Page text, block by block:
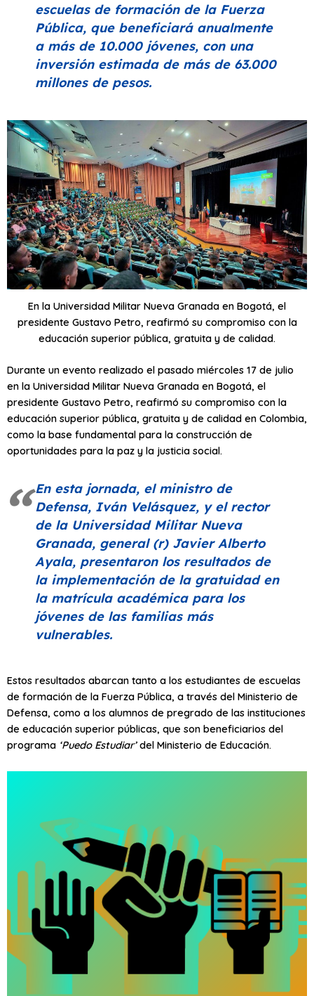
escuelas de formación de la Fuerza
Pública, que beneficiará anualmente
a más de 10.000 jóvenes, con una
inversión estimada de más de 63.000
millones de pesos.
En la Universidad Militar Nueva Granada en Bogotá, el
presidente Gustavo Petro, reafirmó su compromiso con la
educación superior pública, gratuita y de calidad.
Durante un evento realizado el pasado miércoles 17 de julio
en la Universidad Militar Nueva Granada en Bogotá, el
presidente Gustavo Petro, reafirmó su compromiso con la
educación superior pública, gratuita y de calidad en Colombia,
como la base fundamental para la construcción de
oportunidades para la paz y la justicia social.
En esta jornada, el ministro de
Defensa, Iván Velásquez, y el rector
de la Universidad Militar Nueva
Granada, general (r) Javier Alberto
Ayala, presentaron los resultados de
la implementación de la gratuidad en
la matrícula académica para los
jóvenes de las familias más
vulnerables.
Estos resultados abarcan tanto a los estudiantes de escuelas
de formación de la Fuerza Pública, a través del Ministerio de
Defensa, como a los alumnos de pregrado de las instituciones
de educación superior públicas, que son beneficiarios del
programa ‘Puedo Estudiar’del Ministerio de Educación.